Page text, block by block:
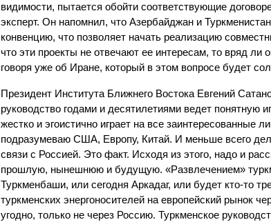
видимости, пытается обойти соответствующие
эксперт. Он напомнил, что Азербайджан и
конвенцию, что позволяет начать реализацию
что эти проекты не отвечают ее интересам, то вряд
говоря уже об Иране, который в этом вопросе будет
Президент Института Ближнего Востока Евгений
руководство годами и десятилетиями ведет понятную
жестко и эгоистично играет на все заинтересованные
подразумеваю США, Европу, Китай. И меньше всего
связи с Россией. Это факт. Исходя из этого, надо и
прошлую, нынешнюю и будущую. «Развлечением»
Туркменбаши, или сегодня Аркадаг, или будет кто-то
туркменских энергоносителей на европейский рынок
угодно, только не через Россию. Туркменское